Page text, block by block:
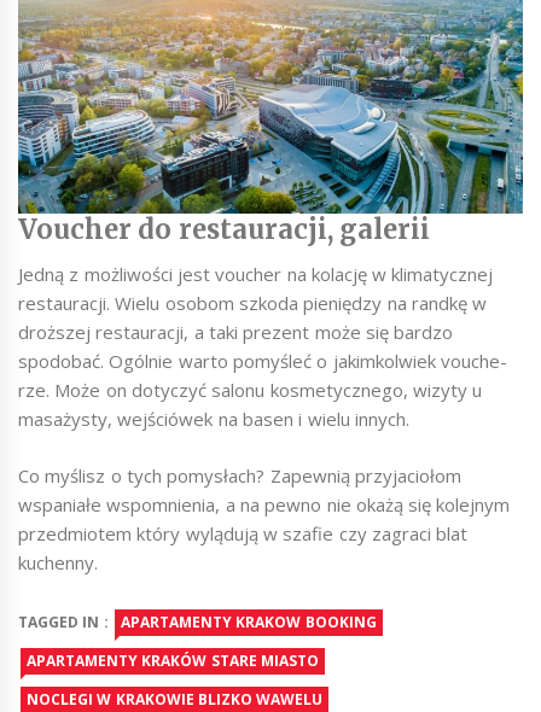
Voucher do restauracji, galerii
Jedną z możliwości jest voucher na kolację w klimatycznej
restauracji. Wielu osobom szkoda pieniędzy na randkę w
droższej restauracji, a taki prezent może się bardzo
spodobać. Ogólnie warto pomyśleć o jakimkolwiek vouche-
rze. Może on dotyczyć salonu kosmetycznego, wizyty u
masażysty, wejściówek na basen i wielu innych.
Co myślisz o tych pomysłach? Zapewnią przyjaciołom
wspaniałe wspomnienia, a na pewno nie okażą się kolejnym
przedmiotem który wylądują w szafie czy zagraci blat
kuchenny.
TAGGED IN :
APARTAMENTY KRAKOW BOOKING
APARTAMENTY KRAKÓW STARE MIASTO
NOCLEGI W KRAKOWIE BLIZKO WAWELU